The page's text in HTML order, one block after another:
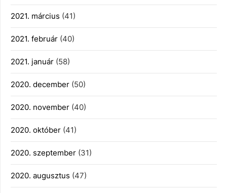
2021. március (41)
2021. február (40)
2021. január (58)
2020. december (50)
2020. november (40)
2020. október (41)
2020. szeptember (31)
2020. augusztus (47)